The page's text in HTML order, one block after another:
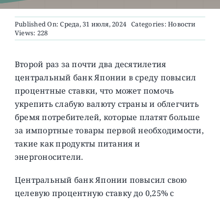
О ПРОЕКТЕ
Published On: Среда, 31 июля, 2024 Categories:Новости
Views: 228
Второй раз за почти два десятилетия
центральный банк Японии в среду повысил
процентные ставки, что может помочь
укрепить слабую валюту страны и облегчить
бремя потребителей, которые платят больше
за импортные товары первой необходимости,
такие как продукты питания и
энергоносители.
Центральный банк Японии повысил свою
целевую процентную ставку до 0,25% с